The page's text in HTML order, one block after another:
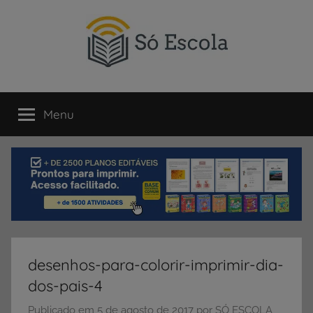
SÓ
ESCOLA
um
portal
direcionado
compartilhamento
dicas
Menu
desenhos-para-colorir-imprimir-dia-
dos-pais-4
Publicado em 5 de agosto de 2017 por SÓ ESCOLA